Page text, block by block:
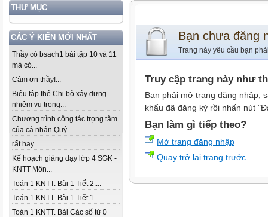
THƯ MỤC
CÁC Ý KIẾN MỚI NHẤT
Thầy có bsach1 bài tập 10 và 11
mà có...
Cảm ơn thầy!...
Biểu tập thể Chi bộ xây dựng
nhiệm vụ trọng...
Chương trình công tác trọng tâm
của cá nhân Quý...
rất hay...
Kế hoạch giảng dạy lớp 4 SGK -
KNTT Môn...
Toán 1 KNTT. Bài 1 Tiết 2....
Toán 1 KNTT. Bài 1 Tiết 1....
Toán 1 KNTT. Bài Các số từ 0
Bạn chưa đăng
Trang này yêu cầu bạn
Truy cập trang này như
Bạn phải mở trang đăng nhập,
khẩu đã đăng ký rồi nhấn nút
Bạn làm gì tiếp theo?
Mở trang đăng nhập
Quay trở lại trang trước